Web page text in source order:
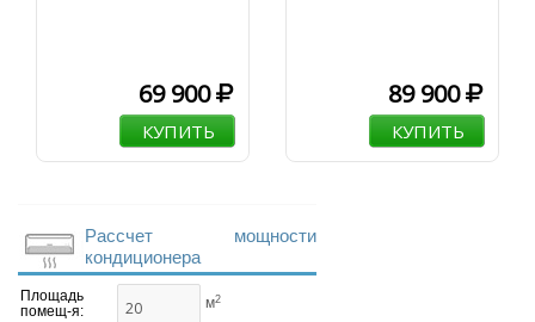
69 900
КУПИТЬ
89 900
КУПИТЬ
Рассчет мощности
кондиционера
Площадь
помещ-я:
м2